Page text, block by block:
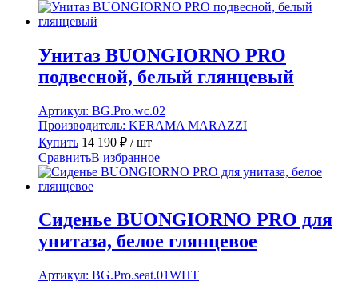
Унитаз BUONGIORNO PRO
подвесной, белый глянцевый
Артикул: BG.Pro.wc.02
Производитель: KERAMA MARAZZI
Купить 14 190 ₽ / шт
СравнитьВ избранное
Сиденье BUONGIORNO PRO для
унитаза, белое глянцевое
Артикул: BG.Pro.seat.01WHT